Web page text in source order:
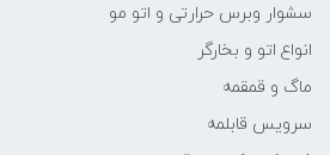
سشوار وبرس حرارتی و اتو مو
انواع اتو و بخارگر
ماگ و قمقمه
سرویس قابلمه